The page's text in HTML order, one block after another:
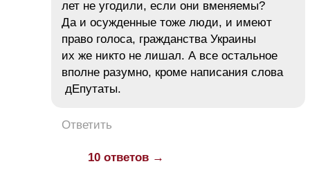
лет не угодили, если они вменяемы?
Да и осужденные тоже люди, и имеют
право голоса, гражданства Украины
их же никто не лишал. А все остальное
вполне разумно, кроме написания слова
дЕпутаты.
Ответить
10 ответов →